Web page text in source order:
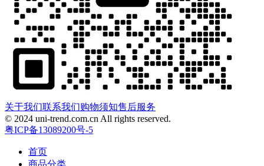
关于我们联系我们购物须知售后服务
© 2024 uni-trend.com.cn All rights reserved.
粤ICP备13089200号-5
首页
商品分类